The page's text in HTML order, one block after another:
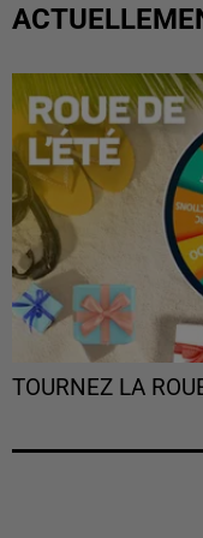
TOURNEZ LA